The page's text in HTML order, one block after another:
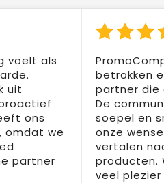
voelt als
uit
ons
omdat we
partner
betrokken
partner die
De
soepel en
onze
vertalen
producten.
veel